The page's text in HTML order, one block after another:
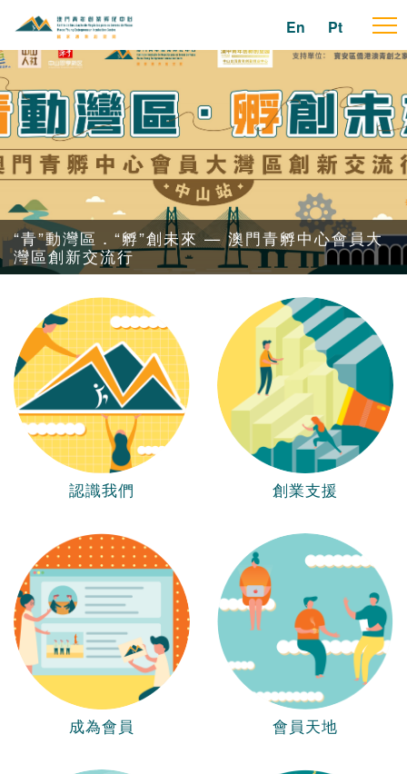
En Pt
“青”動灣區．“孵”創未來 — 澳門青孵中心會員大
灣區創新交流行
認識我們 創業支援
成為會員 會員天地